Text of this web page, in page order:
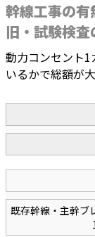
幹線工事の
旧・試験検
動力コンセント1
いるかで総額が
既存幹線・主幹ブ